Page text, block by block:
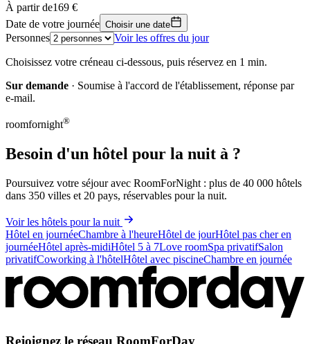
169 €
+
−
À partir de169 €
Date de votre journée Choisir une date
Personnes Voir les offres du jour
Choisissez votre créneau ci-dessous, puis réservez en 1 min.
Sur demande · Soumise à l'accord de l'établissement, réponse par
e-mail.
roomfornight®
Besoin d'un hôtel pour la nuit à ?
Poursuivez votre séjour avec RoomForNight : plus de 40 000 hôtels
dans 350 villes et 20 pays, réservables pour la nuit.
Voir les hôtels pour la nuit
Hôtel en journéeChambre à l'heureHôtel de jourHôtel pas cher en
journéeHôtel après-midiHôtel 5 à 7Love roomSpa privatifSalon
privatifCoworking à l'hôtelHôtel avec piscineChambre en journée
Rejoignez le réseau RoomForDay